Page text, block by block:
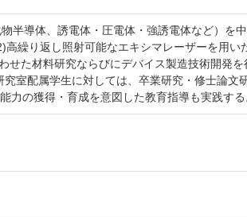
導体、誘電体・圧電体・強誘電体など）を
繰り返し照射可能なエキシマレーザーを用い
た材料研究ならびにデバイス製造技術開発を
配属学生に対しては、卒業研究・修士論文
の獲得・育成を意図した教育指導も実践する